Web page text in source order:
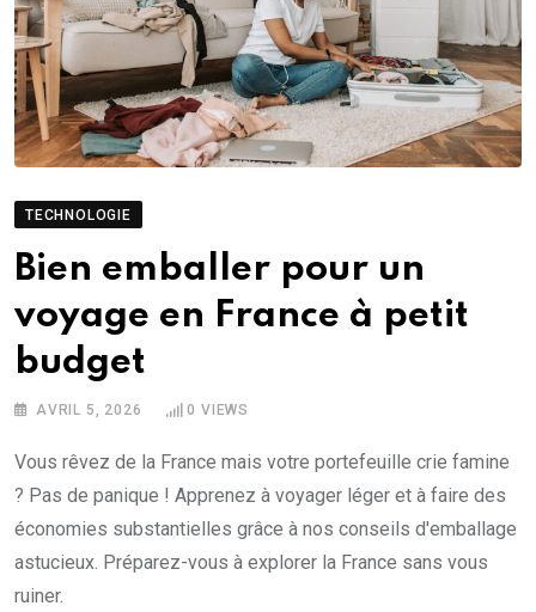
TECHNOLOGIE
Bien emballer pour un
voyage en France à petit
budget
AVRIL 5, 2026 0 VIEWS
Vous rêvez de la France mais votre portefeuille crie famine
? Pas de panique ! Apprenez à voyager léger et à faire des
économies substantielles grâce à nos conseils d'emballage
astucieux. Préparez-vous à explorer la France sans vous
ruiner.